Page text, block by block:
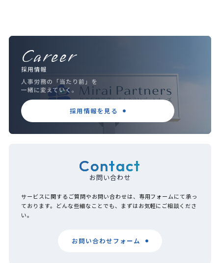
Career
採用情報
人事労務の「当たり前」を
一緒に変えていく。
採用情報を見る
Contact
お問い合わせ
サービスに関するご質問やお問い合わせは、専用フォームにて承っ
ております。どんな些細なことでも、まずはお気軽にご相談くださ
い。
お問い合わせフォーム